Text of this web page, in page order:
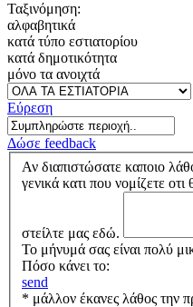
Ταξινόμηση:
αλφαβητικά
κατά τύπο εστιατορίου
κατά δημοτικότητα
μόνο τα ανοιχτά
Εύρεση
Δώσε feedback
Αν διαπιστώσατε καποιο
γενικά κατι που νομίζετε
στείλτε μας εδώ.
Το μήνυμά σας είναι πολύ
Πόσο κάνει το:
send
* μάλλον έκανες λάθος την